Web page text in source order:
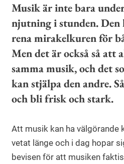
Musik är inte bara
njutning i stunden.
rena mirakelkuren för
Men det är också så att
samma musik, och det
kan stjälpa den andre.
och bli frisk och stark.
Att musik kan ha välgörande
vetat länge och i dag hopar
bevisen för att musiken